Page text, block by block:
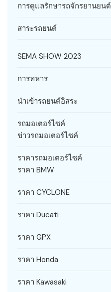
การดูแลรักษารถจักรยานยนต์
สาระรถยนต์
SEMA SHOW 2023
การทหาร
นำเข้ารถยนต์อิสระ
รถมอเตอร์ไซค์
ข่าวรถมอเตอร์ไซค์
ราคารถมอเตอร์ไซค์
ราคา BMW
ราคา CYCLONE
ราคา Ducati
ราคา GPX
ราคา Honda
ราคา Kawasaki